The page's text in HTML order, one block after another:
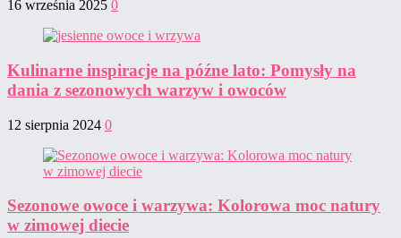
16 września 2025 0
Kulinarne inspiracje na późne lato: Pomysły na
dania z sezonowych warzyw i owoców
12 sierpnia 2024 0
Sezonowe owoce i warzywa: Kolorowa moc natury
w zimowej diecie